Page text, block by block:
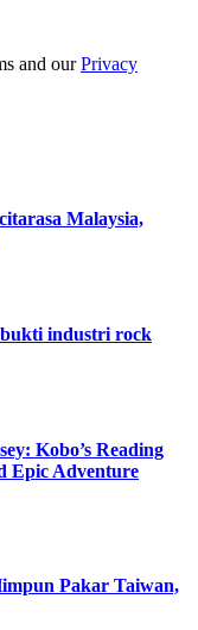
and ourPrivacy
Malaysia,
bukti industri rock
Kobo’s Reading
Epic Adventure
Pakar Taiwan,